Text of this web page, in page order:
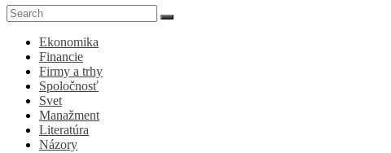
Ekonomika
Financie
Firmy a trhy
Spoločnosť
Svet
Manažment
Literatúra
Názory